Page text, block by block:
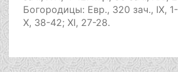
Богородицы: Евр., 320 зач., IX,
X, 38-42; XI, 27-28.